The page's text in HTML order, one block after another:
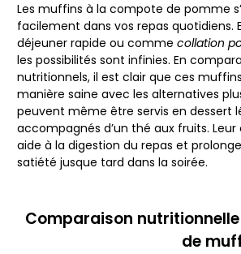
Les muffins à la compote de pomme
facilement dans vos repas quotidiens.
déjeuner rapide ou comme collation
les possibilités sont infinies. En
nutritionnels, il est clair que ces
manière saine avec les alternatives
peuvent même être servis en dessert
accompagnés d’un thé aux fruits.
aide à la digestion du repas et
satiété jusque tard dans la soirée.
Comparaison
de